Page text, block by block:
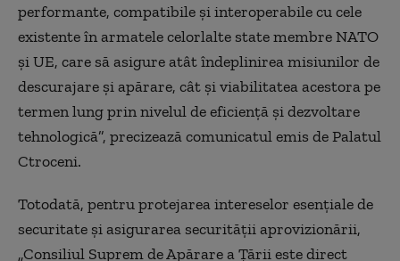
performante, compatibile și interoperabile cu cele
existente în armatele celorlalte state membre NATO
și UE, care să asigure atât îndeplinirea misiunilor de
descurajare și apărare, cât și viabilitatea acestora pe
termen lung prin nivelul de eficiență și dezvoltare
tehnologică”, precizează comunicatul emis de Palatul
Ctroceni.
Totodată, pentru protejarea intereselor esențiale de
securitate și asigurarea securității aprovizionării,
„Consiliul Suprem de Apărare a Țării este direct